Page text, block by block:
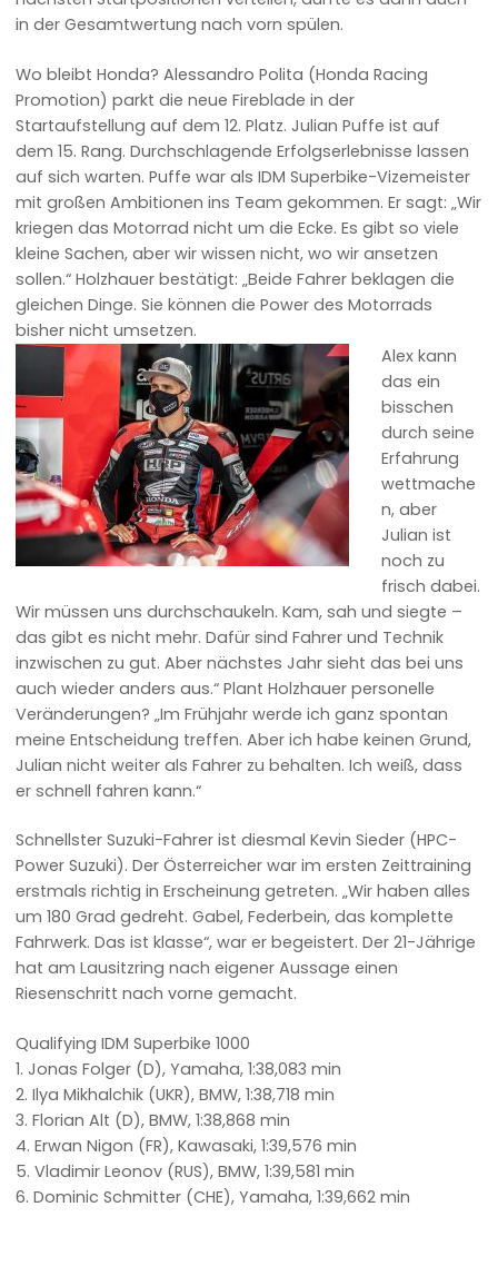
in der Gesamtwertung nach vorn spülen.
Wo bleibt Honda? Alessandro Polita (Honda Racing
Promotion) parkt die neue Fireblade in der
Startaufstellung auf dem 12. Platz. Julian Puffe ist auf
dem 15. Rang. Durchschlagende Erfolgserlebnisse lassen
auf sich warten. Puffe war als IDM Superbike-Vizemeister
mit großen Ambitionen ins Team gekommen. Er sagt: „Wir
kriegen das Motorrad nicht um die Ecke. Es gibt so viele
kleine Sachen, aber wir wissen nicht, wo wir ansetzen
sollen.“ Holzhauer bestätigt: „Beide Fahrer beklagen die
gleichen Dinge. Sie können die Power des Motorrads
bisher nicht umsetzen.
Alex kann
das ein
bisschen
durch seine
Erfahrung
wettmache
n, aber
Julian ist
noch zu
frisch dabei.
Wir müssen uns durchschaukeln. Kam, sah und siegte –
das gibt es nicht mehr. Dafür sind Fahrer und Technik
inzwischen zu gut. Aber nächstes Jahr sieht das bei uns
auch wieder anders aus.“ Plant Holzhauer personelle
Veränderungen? „Im Frühjahr werde ich ganz spontan
meine Entscheidung treffen. Aber ich habe keinen Grund,
Julian nicht weiter als Fahrer zu behalten. Ich weiß, dass
er schnell fahren kann.“
Schnellster Suzuki-Fahrer ist diesmal Kevin Sieder (HPC-
Power Suzuki). Der Österreicher war im ersten Zeittraining
erstmals richtig in Erscheinung getreten. „Wir haben alles
um 180 Grad gedreht. Gabel, Federbein, das komplette
Fahrwerk. Das ist klasse“, war er begeistert. Der 21-Jährige
hat am Lausitzring nach eigener Aussage einen
Riesenschritt nach vorne gemacht.
Qualifying IDM Superbike 1000
1. Jonas Folger (D), Yamaha, 1:38,083 min
2. Ilya Mikhalchik (UKR), BMW, 1:38,718 min
3. Florian Alt (D), BMW, 1:38,868 min
4. Erwan Nigon (FR), Kawasaki, 1:39,576 min
5. Vladimir Leonov (RUS), BMW, 1:39,581 min
6. Dominic Schmitter (CHE), Yamaha, 1:39,662 min